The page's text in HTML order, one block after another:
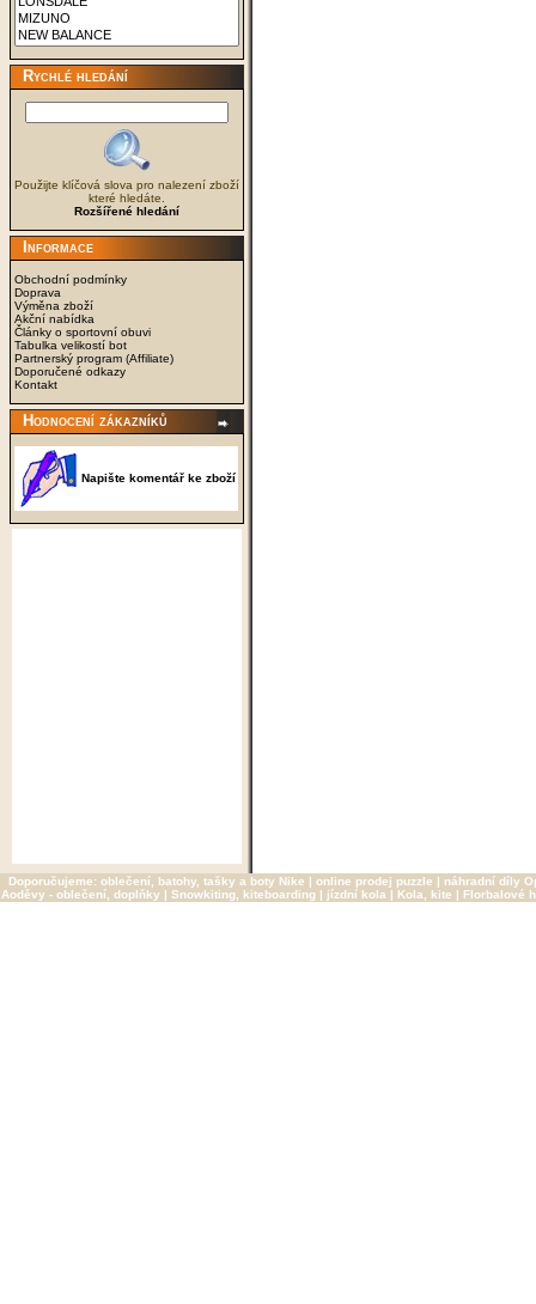
Rychlé hledání
Použijte klíčová slova pro nalezení zboží
které hledáte.
Rozšířené hledání
Informace
Obchodní podmínky
Doprava
Výměna zboží
Akční nabídka
Články o sportovní obuvi
Tabulka velikostí bot
Partnerský program (Affiliate)
Doporučené odkazy
Kontakt
Hodnocení zákazníků
Napište komentář ke zboží
Doporučujeme: oblečení, batohy, tašky a boty Nike | online prodej puzzle | náhradní díly
Aoděvy - oblečení, doplňky | Snowkiting, kiteboarding | jízdní kola | Kola, kite | Florbalové